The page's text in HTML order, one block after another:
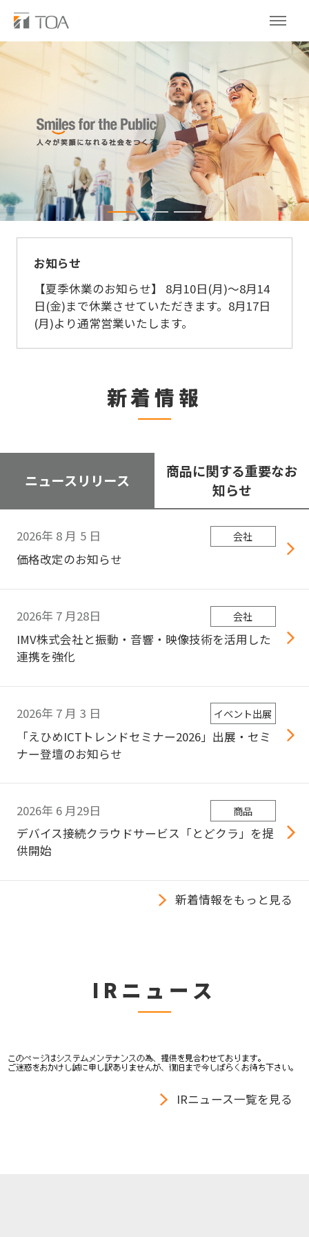
お知らせ
【夏季休業のお知らせ】 8月10日(月)～8月14
日(金)まで休業させていただきます。8月17日
(月)より通常営業いたします。
新着情報
ニュースリリース
商品に関する重要なお
知らせ
2026年 8 月 5 日 会社
価格改定のお知らせ
2026年 7 月28日 会社
IMV株式会社と振動・音響・映像技術を活用した
連携を強化
2026年 7 月 3 日 イベント出展
「えひめICTトレンドセミナー2026」出展・セミ
ナー登壇のお知らせ
2026年 6 月29日 商品
デバイス接続クラウドサービス「とどクラ」を提
供開始
新着情報をもっと見る
IRニュース
IRニュース一覧を見る